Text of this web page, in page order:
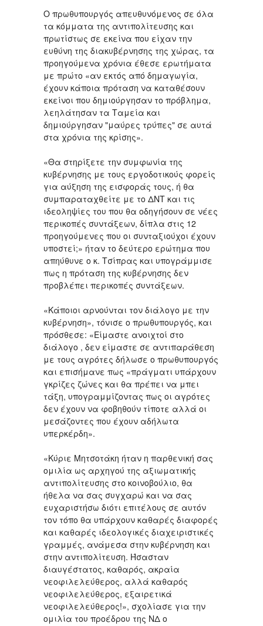
Ο πρωθυπουργός απευθυνόμενος σε όλα
τα κόμματα της αντιπολίτευσης και
πρωτίστως σε εκείνα που είχαν την
ευθύνη της διακυβέρνησης της χώρας, τα
προηγούμενα χρόνια έθεσε ερωτήματα
με πρώτο «αν εκτός από δημαγωγία,
έχουν κάποια πρόταση να καταθέσουν
εκείνοι που δημιούργησαν το πρόβλημα,
λεηλάτησαν τα Ταμεία και
δημιούργησαν "μαύρες τρύπες" σε αυτά
στα χρόνια της κρίσης».
«Θα στηρίξετε την συμφωνία της
κυβέρνησης με τους εργοδοτικούς φορείς
για αύξηση της εισφοράς τους, ή θα
συμπαραταχθείτε με το ΔΝΤ και τις
ιδεοληψίες του που θα οδηγήσουν σε νέες
περικοπές συντάξεων, δίπλα στις 12
προηγούμενες που οι συνταξιούχοι έχουν
υποστεί;» ήταν το δεύτερο ερώτημα που
απηύθυνε ο κ. Τσίπρας και υπογράμμισε
πως η πρόταση της κυβέρνησης δεν
προβλέπει περικοπές συντάξεων.
«Κάποιοι αρνούνται τον διάλογο με την
κυβέρνηση», τόνισε ο πρωθυπουργός, και
πρόσθεσε: «Είμαστε ανοιχτοί στο
διάλογο , δεν είμαστε σε αντιπαράθεση
με τους αγρότες δήλωσε ο πρωθυπουργός
και επισήμανε πως «πράγματι υπάρχουν
γκρίζες ζώνες και θα πρέπει να μπει
τάξη, υπογραμμίζοντας πως οι αγρότες
δεν έχουν να φοβηθούν τίποτε αλλά οι
μεσάζοντες που έχουν αδήλωτα
υπερκέρδη».
«Κύριε Μητσοτάκη ήταν η παρθενική σας
ομιλία ως αρχηγού της αξιωματικής
αντιπολίτευσης στο κοινοβούλιο, θα
ήθελα να σας συγχαρώ και να σας
ευχαριστήσω διότι επιτέλους σε αυτόν
τον τόπο θα υπάρχουν καθαρές διαφορές
και καθαρές ιδεολογικές διαχειριστικές
γραμμές, ανάμεσα στην κυβέρνηση και
στην αντιπολίτευση. Ήσασταν
διαυγέστατος, καθαρός, ακραία
νεοφιλελεύθερος, αλλά καθαρός
νεοφιλελεύθερος, εξαιρετικά
νεοφιλελεύθερος!», σχολίασε για την
ομιλία του προέδρου της ΝΔ ο